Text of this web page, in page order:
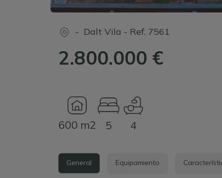
- Dalt Vila - Ref. 7561
2.800.000 €
600 m2 5 4
General Equipamiento